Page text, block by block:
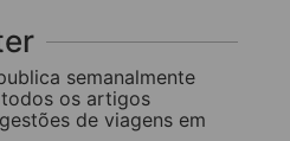
semanalmente
os artigos
de viagens em